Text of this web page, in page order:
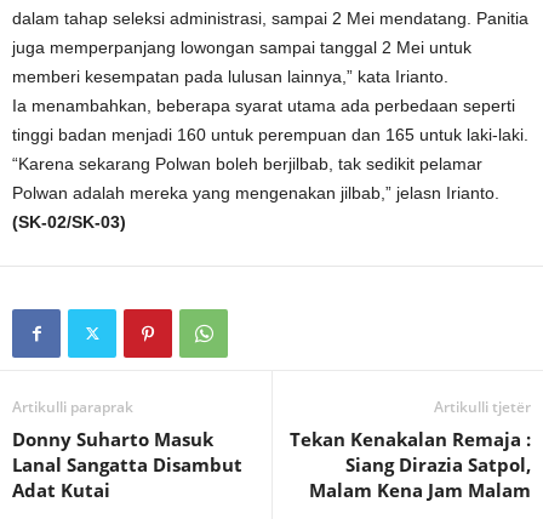
dalam tahap seleksi administrasi, sampai 2 Mei mendatang. Panitia
juga memperpanjang lowongan sampai tanggal 2 Mei untuk
memberi kesempatan pada lulusan lainnya,” kata Irianto.
Ia menambahkan, beberapa syarat utama ada perbedaan seperti
tinggi badan menjadi 160 untuk perempuan dan 165 untuk laki-laki.
“Karena sekarang Polwan boleh berjilbab, tak sedikit pelamar
Polwan adalah mereka yang mengenakan jilbab,” jelasn Irianto.
(SK-02/SK-03)
Artikulli paraprak
Donny Suharto Masuk
Lanal Sangatta Disambut
Adat Kutai
Artikulli tjetër
Tekan Kenakalan Remaja :
Siang Dirazia Satpol,
Malam Kena Jam Malam